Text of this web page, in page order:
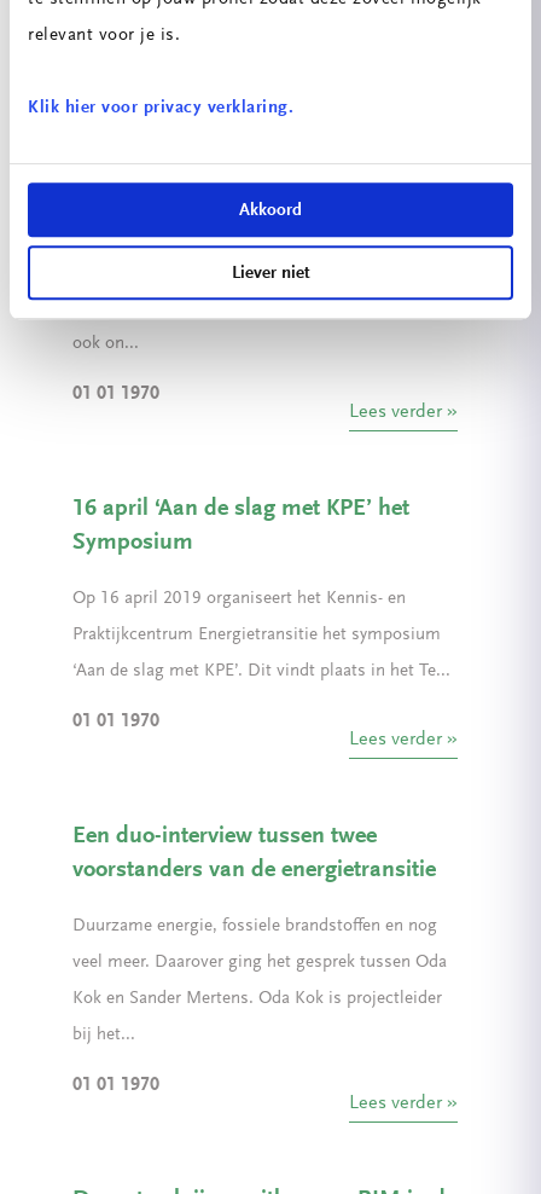
relevant voor je is.
Klik hier voor privacy verklaring.
Akkoord
Liever niet
01 01 1970
was een groot succes!
Kennis delen stond centraal op het eerste KPE
symposium, dat 16 april georganiseerd werd in
ook on...
01 01 1970
Lees verder
16 april ‘Aan de slag met KPE’ het
Symposium
Op 16 april 2019 organiseert het Kennis- en
Praktijkcentrum Energietransitie het symposium
‘Aan de slag met KPE’. Dit vindt plaats in het Te...
01 01 1970
Lees verder
Een duo-interview tussen twee
voorstanders van de energietransitie
Duurzame energie, fossiele brandstoffen en nog
veel meer. Daarover ging het gesprek tussen Oda
Kok en Sander Mertens. Oda Kok is projectleider
bij het...
01 01 1970
Lees verder